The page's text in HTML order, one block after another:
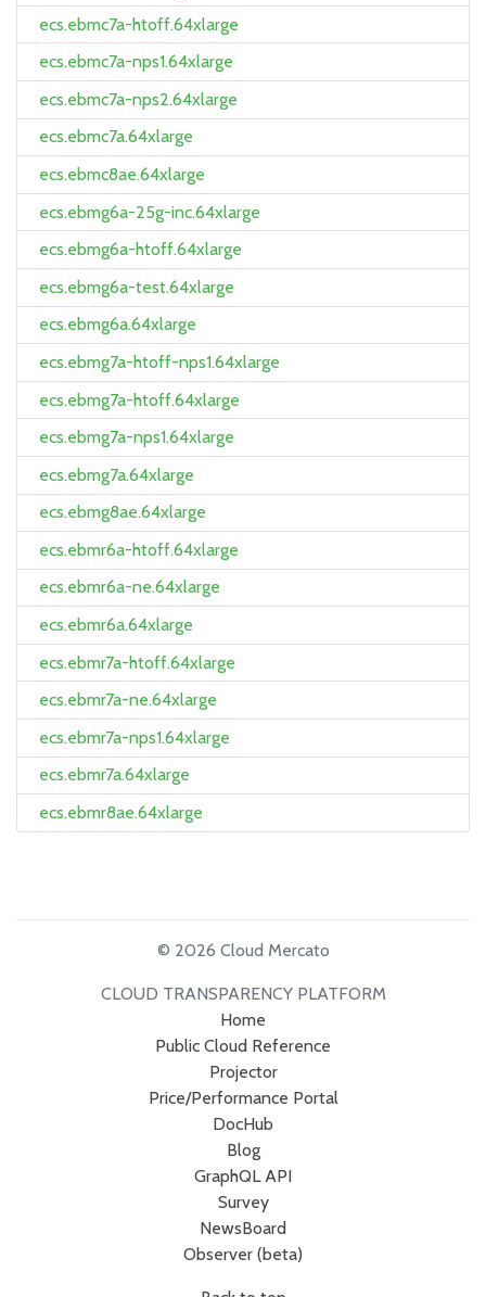
ecs.ebmc7a-htoff.64xlarge
ecs.ebmc7a-nps1.64xlarge
ecs.ebmc7a-nps2.64xlarge
ecs.ebmc7a.64xlarge
ecs.ebmc8ae.64xlarge
ecs.ebmg6a-25g-inc.64xlarge
ecs.ebmg6a-htoff.64xlarge
ecs.ebmg6a-test.64xlarge
ecs.ebmg6a.64xlarge
ecs.ebmg7a-htoff-nps1.64xlarge
ecs.ebmg7a-htoff.64xlarge
ecs.ebmg7a-nps1.64xlarge
ecs.ebmg7a.64xlarge
ecs.ebmg8ae.64xlarge
ecs.ebmr6a-htoff.64xlarge
ecs.ebmr6a-ne.64xlarge
ecs.ebmr6a.64xlarge
ecs.ebmr7a-htoff.64xlarge
ecs.ebmr7a-ne.64xlarge
ecs.ebmr7a-nps1.64xlarge
ecs.ebmr7a.64xlarge
ecs.ebmr8ae.64xlarge
© 2026 Cloud Mercato
CLOUD TRANSPARENCY PLATFORM
Home
Public Cloud Reference
Projector
Price/Performance Portal
DocHub
Blog
GraphQL API
Survey
NewsBoard
Observer (beta)